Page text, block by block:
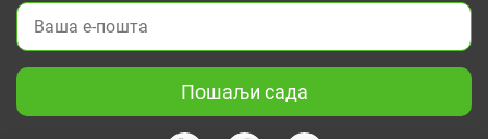
Пошаљи сада